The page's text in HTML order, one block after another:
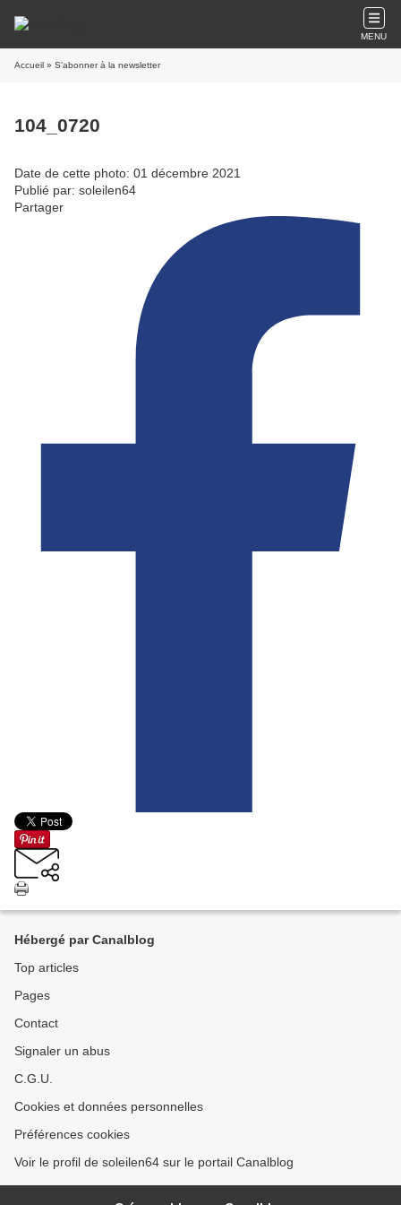
MENU
Accueil » S'abonner à la newsletter
104_0720
Date de cette photo: 01 décembre 2021
Publié par: soleilen64
Partager
Hébergé par Canalblog
Top articles
Pages
Contact
Signaler un abus
C.G.U.
Cookies et données personnelles
Préférences cookies
Voir le profil de soleilen64 sur le portail Canalblog